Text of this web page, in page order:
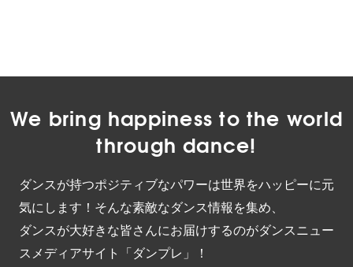
We bring happiness to the world
through dance!
ダンスが持つポジティブなパワーは世界をハッピーに元
気にします！そんな素敵なダンス情報を集め、
ダンスが大好きな皆さんにお届けするのがダンスニュー
スメディアサイト「ダンプレ」！